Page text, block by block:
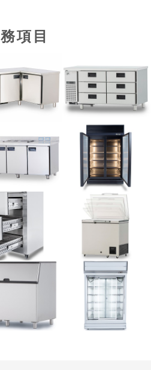
項目